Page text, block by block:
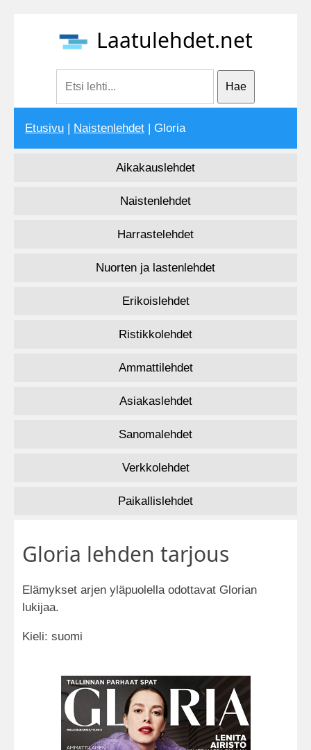
Laatulehdet.net
Etusivu Naistenlehdet | Gloria
Aikakauslehdet
Naistenlehdet
Harrastelehdet
Nuorten ja lastenlehdet
Erikoislehdet
Ristikkolehdet
Ammattilehdet
Asiakaslehdet
Sanomalehdet
Verkkolehdet
Paikallislehdet
Gloria lehden tarjous
Elämykset arjen yläpuolella odottavat Glorian
lukijaa.
Kieli: suomi